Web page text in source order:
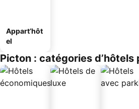
Appart’hôt
el
Picton : catégories d’hôtels